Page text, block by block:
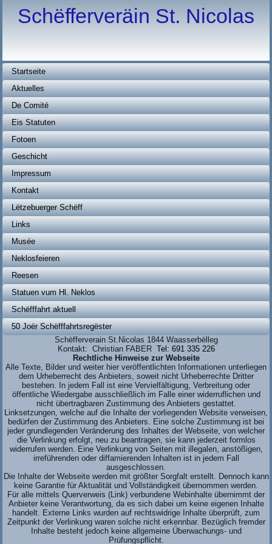
Schëfferveräin St. Nicolas
Startseite
Aktuelles
De Comité
Eis Statuten
Fotoen
Geschicht
Impressum
Kontakt
Lëtzebuerger Schëff
Links
Musée
Neklosfeieren
Reesen
Statuen vum Hl. Neklos
Schëfffahrt aktuell
50 Joër Schëfffahrtsregëster
Schëfferverain St.Nicolas 1844 Waasserbëlleg
Kontakt: Christian FABER Tel: 691 335 226
Rechtliche Hinweise zur Webseite
Alle Texte, Bilder und weiter hier veröffentlichten Informationen unterliegen
dem Urheberrecht des Anbieters, soweit nicht Urheberrechte Dritter
bestehen. In jedem Fall ist eine Vervielfältigung, Verbreitung oder
öffentliche Wiedergabe ausschließlich im Falle einer widerruflichen und
nicht übertragbaren Zustimmung des Anbieters gestattet.
Linksetzungen, welche auf die Inhalte der vorliegenden Website verweisen,
bedürfen der Zustimmung des Anbieters. Eine solche Zustimmung ist bei
jeder grundlegenden Veränderung des Inhaltes der Webseite, von welcher
die Verlinkung erfolgt, neu zu beantragen, sie kann jederzeit formlos
widerrufen werden. Eine Verlinkung von Seiten mit illegalen, anstößigen,
irreführenden oder diffamierenden Inhalten ist in jedem Fall
ausgeschlossen.
Die Inhalte der Webseite werden mit größter Sorgfalt erstellt. Dennoch kann
keine Garantie für Aktualität und Vollständigkeit übernommen werden.
Für alle mittels Querverweis (Link) verbundene Webinhalte übernimmt der
Anbieter keine Verantwortung, da es sich dabei um keine eigenen Inhalte
handelt. Externe Links wurden auf rechtswidrige Inhalte überprüft, zum
Zeitpunkt der Verlinkung waren solche nicht erkennbar. Bezüglich fremder
Inhalte besteht jedoch keine allgemeine Überwachungs- und
Prüfungspflicht.